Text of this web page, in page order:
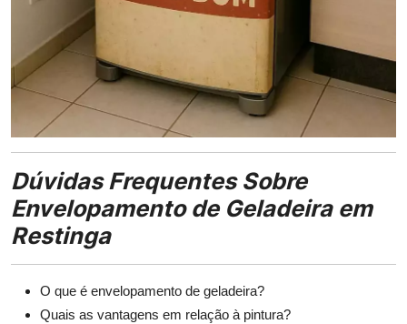
Dúvidas Frequentes Sobre
Envelopamento de Geladeira em
Restinga
O que é envelopamento de geladeira?
Quais as vantagens em relação à pintura?